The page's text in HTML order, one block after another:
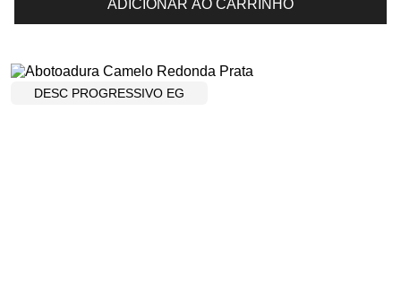
ADICIONAR AO CARRINHO
DESC PROGRESSIVO EG